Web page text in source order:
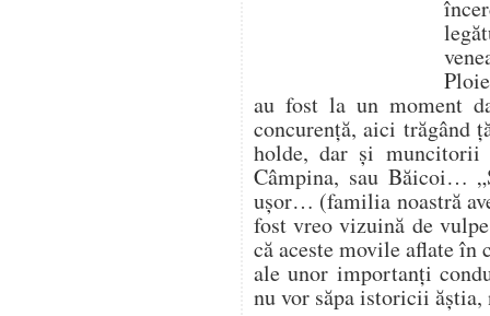
au fost la un moment
concurență, aici trăgând
holde, dar și muncitorii
Câmpina, sau Băicoi…
ușor… (familia noastră
fost vreo vizuină de
că aceste movile aflate
ale unor importanți
nu vor săpa istoricii